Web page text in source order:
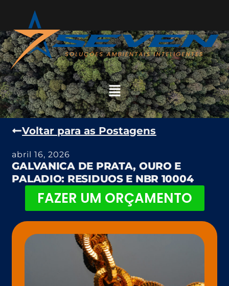
Voltar para as Postagens
abril 16, 2026
GALVANICA DE PRATA, OURO E
PALADIO: RESIDUOS E NBR 10004
FAZER UM ORÇAMENTO